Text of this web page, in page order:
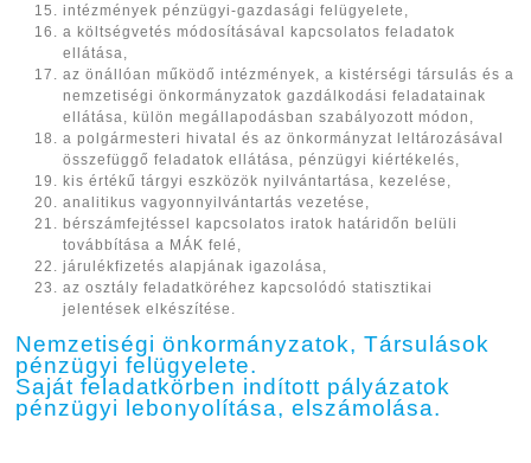
intézmények pénzügyi-gazdasági felügyelete,
a költségvetés módosításával kapcsolatos feladatok
ellátása,
az önállóan működő intézmények, a kistérségi társulás és a
nemzetiségi önkormányzatok gazdálkodási feladatainak
ellátása, külön megállapodásban szabályozott módon,
a polgármesteri hivatal és az önkormányzat leltározásával
összefüggő feladatok ellátása, pénzügyi kiértékelés,
kis értékű tárgyi eszközök nyilvántartása, kezelése,
analitikus vagyonnyilvántartás vezetése,
bérszámfejtéssel kapcsolatos iratok határidőn belüli
továbbítása a MÁK felé,
járulékfizetés alapjának igazolása,
az osztály feladatköréhez kapcsolódó statisztikai
jelentések elkészítése.
Nemzetiségi önkormányzatok, Társulások
pénzügyi felügyelete.
Saját feladatkörben indított pályázatok
pénzügyi lebonyolítása, elszámolása.